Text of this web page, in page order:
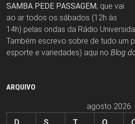
SAMBA PEDE PASSAGEM, que vai
ao ar todos os sábados (12h às
14h) pelas ondas da Rádio
Também escrevo sobre de tudo um
esporte e variedades) aqui no Blog
ARQUIVO
agosto 2026